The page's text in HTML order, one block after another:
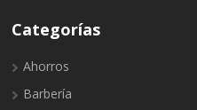
Categorías
Ahorros
Barbería